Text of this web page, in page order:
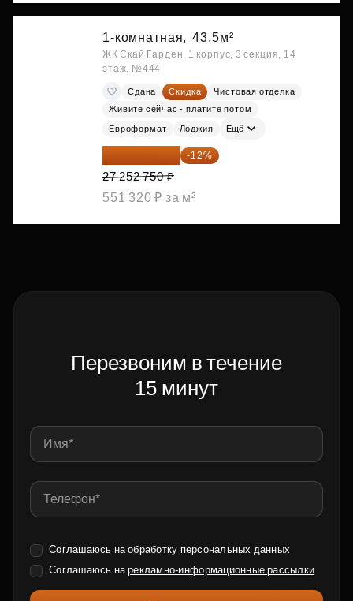
1-комнатная, 43.5м²
ЖК Скай Гарден, 1 корпус, 3 секция, 14
этаж, №444
Сдана Скидка
Чистовая отделка
Живите сейчас - платите потом
Евроформат Лоджия Ещё
23 982 420 ₽ -12%
27 252 750 ₽
551 320 ₽ за м²
Перезвоним в течение
15 минут
Соглашаюсь на обработку персональных данных
Соглашаюсь нарекламно-информационные рассылки